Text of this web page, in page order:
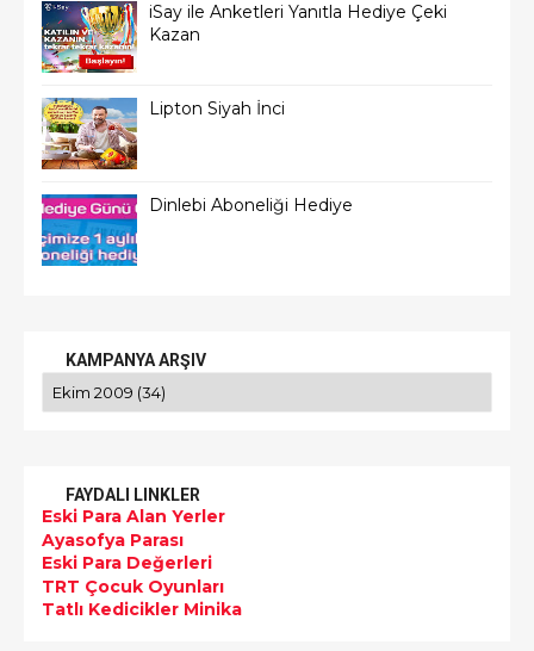
iSay ile Anketleri Yanıtla Hediye Çeki
Kazan
Lipton Siyah İnci
Dinlebi Aboneliği Hediye
KAMPANYA ARŞIV
FAYDALI LINKLER
Eski Para Alan Yerler
Ayasofya Parası
Eski Para Değerleri
TRT Çocuk Oyunları
Tatlı Kedicikler Minika